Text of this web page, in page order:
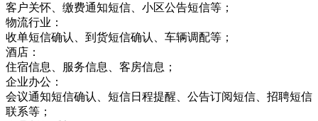
客户关怀、缴费通知短信、小区公告短信等；
物流行业：
收单短信确认、到货短信确认、车辆调配等；
酒店：
住宿信息、服务信息、客房信息；
企业办公：
会议通知短信确认、短信日程提醒、公告订阅短信、招聘短信
联系等；